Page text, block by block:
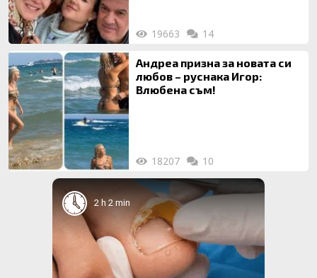
19663 14
Андреа призна за новата си
любов – руснака Игор:
Влюбена съм!
18207 10
2 h 2 min